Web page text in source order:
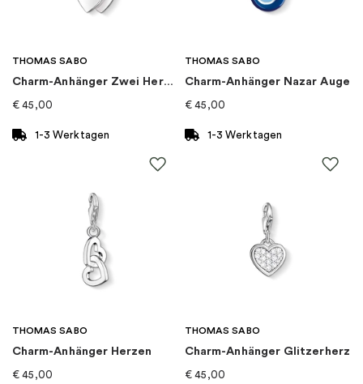
Kollektion: Fusion
Goldkarat:
THOMAS SABO
Charm-Anhänger Zwei Herzen
€ 45,00
1-3 Werktagen
THOMAS SABO
Charm-Anhänger Nazar Auge
€ 45,00
1-3 Werktagen
THOMAS SABO
Charm-Anhänger Herzen
€ 45,00
THOMAS SABO
Charm-Anhänger Glitzerherz
€ 45,00